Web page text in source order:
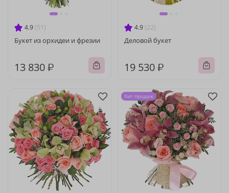
4.9 (51)
Букет из орхидеи и фрезии
13 830 ₽
4.9 (22)
Деловой букет
19 530 ₽
Хит продаж